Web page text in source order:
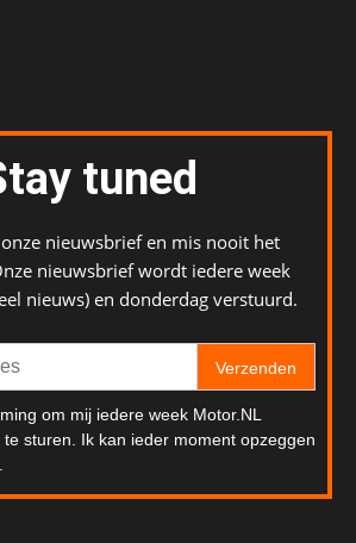
tuned
nieuwsbrief en mis nooit het
nieuwsbrief wordt iedere week
nieuws) en donderdag verstuurd.
Verzenden
om mij iedere week Motor.NL
sturen. Ik kan ieder moment opzeggen